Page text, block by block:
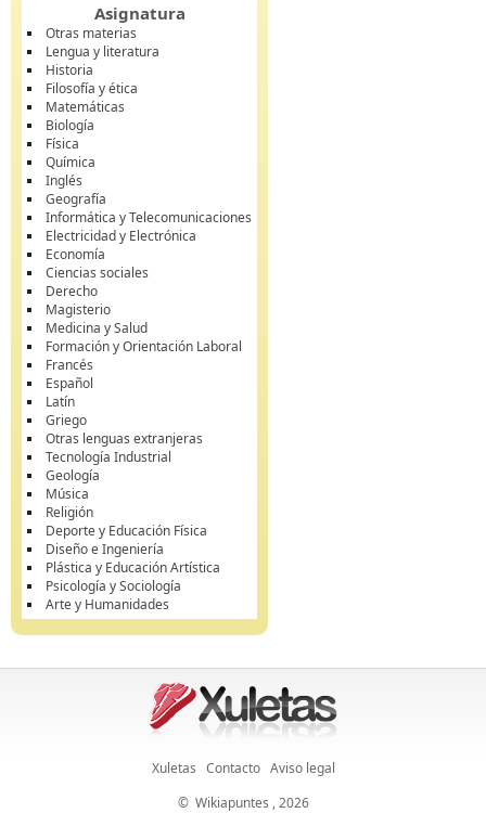
Asignatura
Otras materias
Lengua y literatura
Historia
Filosofía y ética
Matemáticas
Biología
Física
Química
Inglés
Geografía
Informática y Telecomunicaciones
Electricidad y Electrónica
Economía
Ciencias sociales
Derecho
Magisterio
Medicina y Salud
Formación y Orientación Laboral
Francés
Español
Latín
Griego
Otras lenguas extranjeras
Tecnología Industrial
Geología
Música
Religión
Deporte y Educación Física
Diseño e Ingeniería
Plástica y Educación Artística
Psicología y Sociología
Arte y Humanidades
Xuletas Contacto Aviso legal
© Wikiapuntes , 2026